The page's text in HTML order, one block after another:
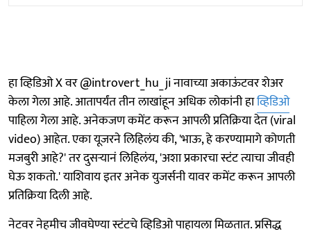
हा व्हिडिओ X वर @introvert_hu_ji नावाच्या अकाऊंटवर शेअर
केला गेला आहे. आतापर्यंत तीन लाखांहून अधिक लोकांनी हाव्हिडिओ
पाहिला गेला आहे. अनेकजण कमेंट करून आपली प्रतिक्रिया देत (viral
video) आहेत. एका यूजरने लिहिलंय की, 'भाऊ, हे करण्यामागे कोणती
मजबुरी आहे?' तर दुसऱ्यानं लिहिलंय, 'अशा प्रकारचा स्टंट त्याचा जीवही
घेऊ शकतो.' याशिवाय इतर अनेक युजर्सनी यावर कमेंट करून आपली
प्रतिक्रिया दिली आहे.
नेटवर नेहमीच जीवघेण्या स्टंटचे व्हिडिओ पाहायला मिळतात. प्रसिद्ध